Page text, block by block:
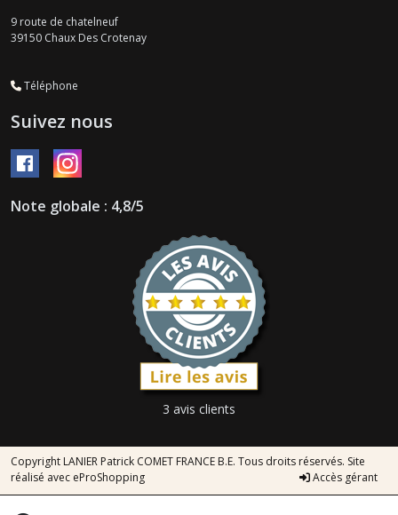
9 route de chatelneuf
39150 Chaux Des Crotenay
Téléphone
Suivez nous
Note globale : 4,8/5
3 avis clients
Copyright LANIER Patrick COMET FRANCE B.E. Tous droits réservés. Site
réalisé avec eProShopping Accès gérant